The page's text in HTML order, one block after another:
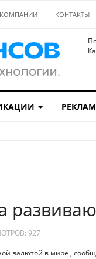
КОНТАКТЫ
927
валютой в мире ,